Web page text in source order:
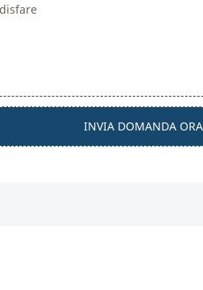
INVIA DOMANDA ORA